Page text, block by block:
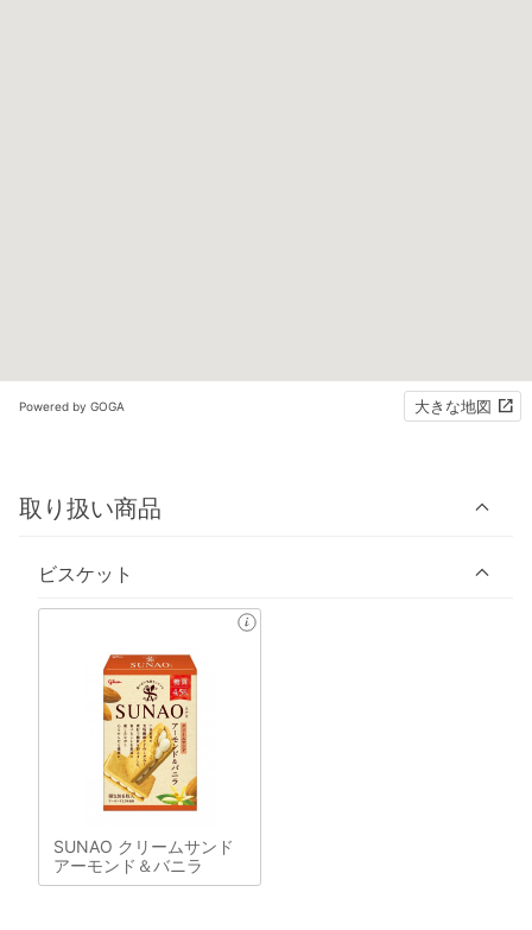
Powered by GOGA 大きな地図
取り扱い商品
ビスケット
SUNAO クリームサンド
アーモンド＆バニラ